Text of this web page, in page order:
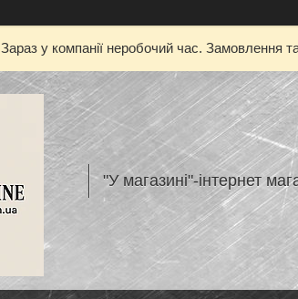
Зараз у компанії неробочий час. Замовлення
"У магазині"-інтернет